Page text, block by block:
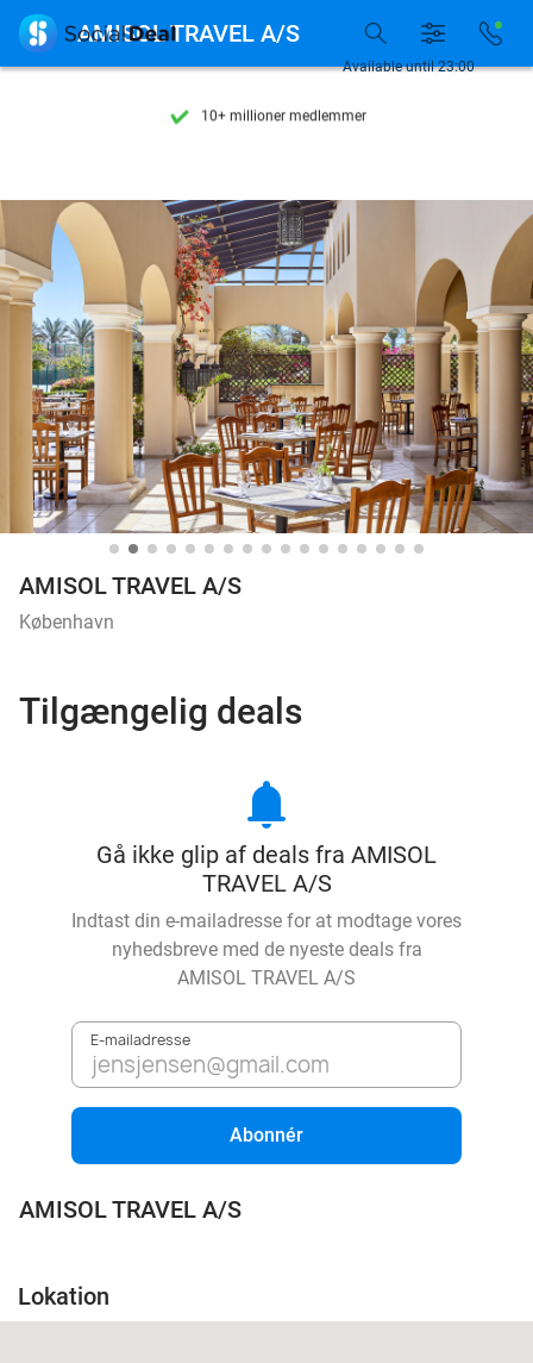
Tilgængelig 7 dage om ugen
10+ millioner medlemmer
Tilgængelig 7 dage om ugen
10+ millioner medlemmer
Available until 23:00
 AMISOL TRAVEL A/S
AMISOL TRAVEL A/S
København
Tilgængelig deals
notifications
Gå ikke glip af deals fra AMISOL
TRAVEL A/S
Indtast din e-mailadresse for at modtage vores
nyhedsbreve med de nyeste deals fra
AMISOL TRAVEL A/S
E-mailadresse
Abonnér
AMISOL TRAVEL A/S
Lokation